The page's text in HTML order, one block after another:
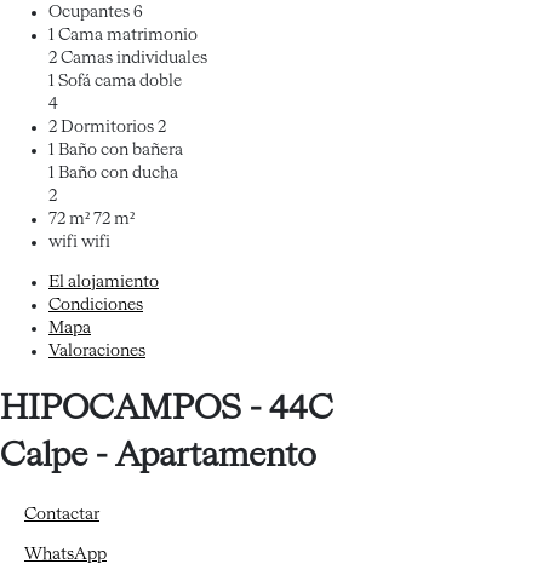
Ocupantes 6
1 Cama matrimonio
2 Camas individuales
1 Sofá cama doble
4
2 Dormitorios 2
1 Baño con bañera
1 Baño con ducha
2
72 m² 72 m²
wifi wifi
El alojamiento
Condiciones
Mapa
Valoraciones
HIPOCAMPOS - 44C
Calpe - Apartamento
Contactar
WhatsApp